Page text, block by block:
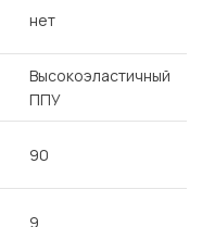
нет
Высокоэластичный
ППУ
90
9